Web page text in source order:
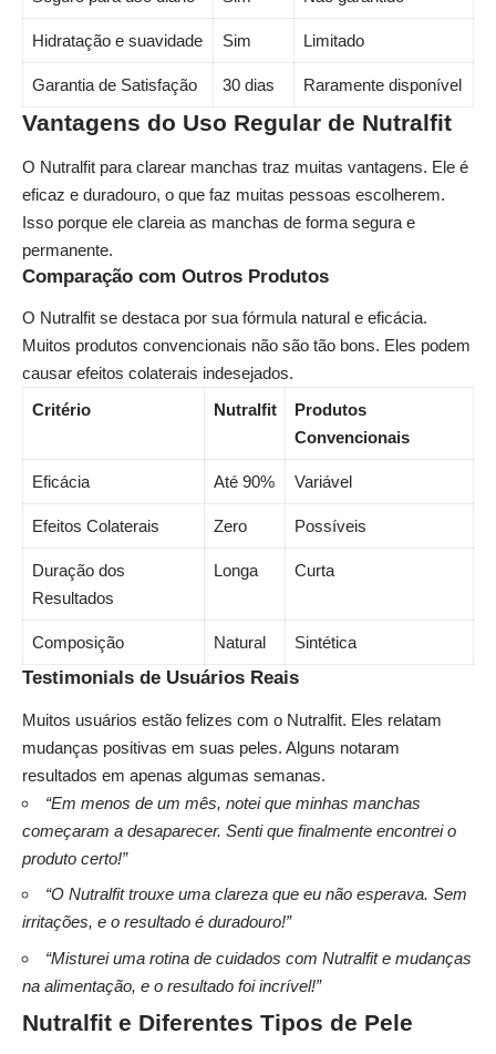
Hidratação e suavidade Sim Limitado
Garantia de Satisfação 30 dias Raramente disponível
Vantagens do Uso Regular de Nutralfit
O Nutralfit para clarear manchas traz muitas vantagens. Ele é
eficaz e duradouro, o que faz muitas pessoas escolherem.
Isso porque ele clareia as manchas de forma segura e
permanente.
Comparação com Outros Produtos
O Nutralfit se destaca por sua fórmula natural e eficácia.
Muitos produtos convencionais não são tão bons. Eles podem
causar efeitos colaterais indesejados.
Critério
Nutralfit
Produtos
Convencionais
Eficácia Até 90% Variável
Efeitos Colaterais Zero Possíveis
Duração dos
Resultados
Longa Curta
Composição Natural Sintética
Testimonials de Usuários Reais
Muitos usuários estão felizes com o Nutralfit. Eles relatam
mudanças positivas em suas peles. Alguns notaram
resultados em apenas algumas semanas.
“Em menos de um mês, notei que minhas manchas
começaram a desaparecer. Senti que finalmente encontrei o
produto certo!”
“O Nutralfit trouxe uma clareza que eu não esperava. Sem
irritações, e o resultado é duradouro!”
“Misturei uma rotina de cuidados com Nutralfit e mudanças
na alimentação, e o resultado foi incrível!”
Nutralfit e Diferentes Tipos de Pele